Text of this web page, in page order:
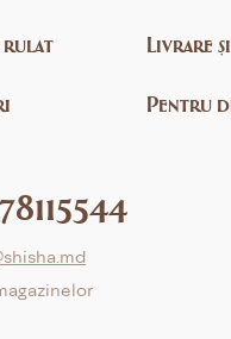
rulat Livrare
Pentru
78115544